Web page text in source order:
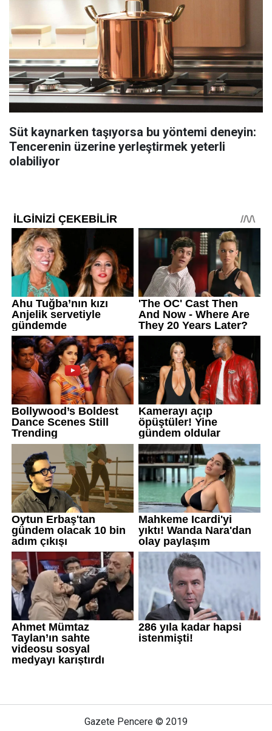
Süt kaynarken taşıyorsa bu yöntemi deneyin:
Tencerenin üzerine yerleştirmek yeterli
olabiliyor
Gazete Pencere © 2019